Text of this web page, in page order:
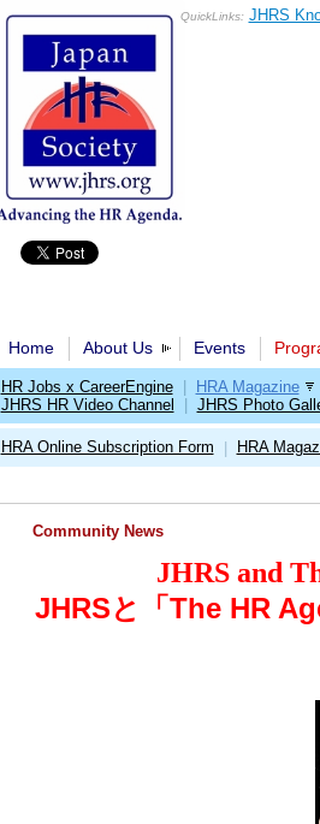
QuickLinks: JHRS
Home About Us Events
HR Jobs x CareerEngine HRA Magazine
JHRS HR Video Channel
JHRS Photo
HRA Online Subscription Form HRA
Community News
JHRS and
JHRSと「The HR